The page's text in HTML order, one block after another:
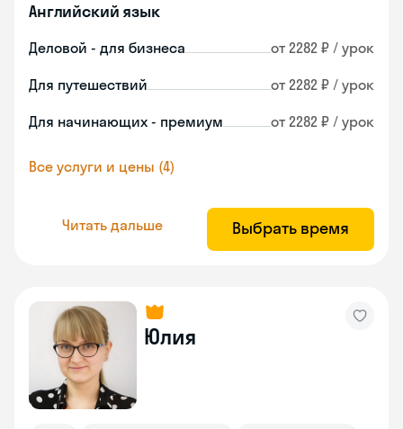
Английский язык
Деловой - для бизнеса от 2282 ₽ / урок
Для путешествий от 2282 ₽ / урок
Для начинающих - премиум от 2282 ₽ / урок
Все услуги и цены (4)
Читать дальше Выбрать время
Юлия